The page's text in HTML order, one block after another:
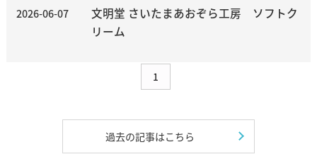
2026-06-07
文明堂 さいたまあおぞら工房 ソフトク
リーム
1
過去の記事はこちら